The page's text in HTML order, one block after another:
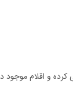
و اقلام موجود